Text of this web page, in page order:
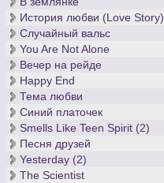
История любви (Love Story)
Случайный вальс
You Are Not Alone
Вечер на рейде
Happy End
Тема любви
Синий платочек
Smells Like Teen Spirit (2)
Песня друзей
Yesterday (2)
The Scientist